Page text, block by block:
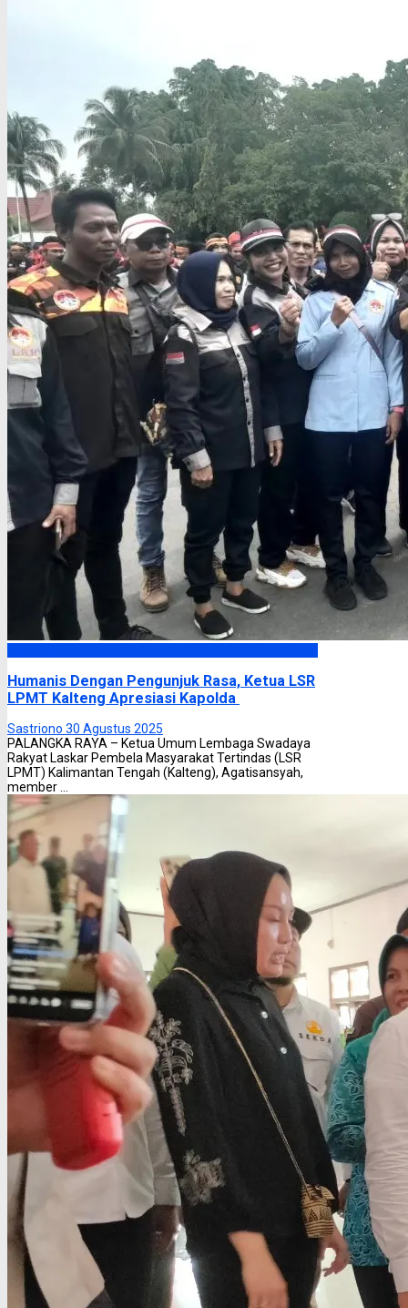
Humanis Dengan Pengunjuk Rasa, Ketua LSR
LPMT Kalteng Apresiasi Kapolda
Sastriono 30 Agustus 2025
PALANGKA RAYA – Ketua Umum Lembaga Swadaya
Rakyat Laskar Pembela Masyarakat Tertindas (LSR
LPMT) Kalimantan Tengah (Kalteng), Agatisansyah,
member ...